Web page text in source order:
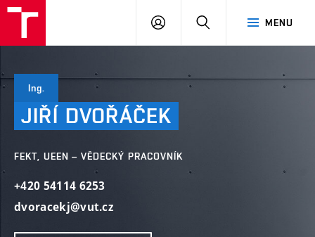
MENU
PŘIHLÁSIT
Ing.
JIŘÍ DVOŘÁČEK
FEKT, UEEN – VĚDECKÝ PRACOVNÍK
+420 54114 6253
dvoracekj@vut.cz